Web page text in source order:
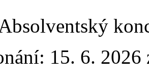
15. 6. 2026